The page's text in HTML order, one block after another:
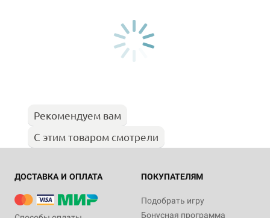
Рекомендуем вам
С этим товаром смотрели
ДОСТАВКА И ОПЛАТА ПОКУПАТЕЛЯМ
Подобрать игру
Бонусная программа